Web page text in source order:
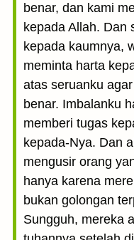
benar, dan kami
kepada Allah. Dan
kepada kaumnya,
meminta harta
atas seruanku
benar. Imbalanku
memberi tugas
kepada-Nya. Dan
mengusir orang
hanya karena
bukan golongan
Sungguh, mereka